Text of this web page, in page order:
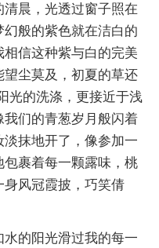
晨，光透过窗子照在
般的紫色就在洁白的
信这种紫与白的完美
尘莫及，初夏的草还
光的洗涤，更接近于浅
们的青葱岁月般闪着
抹地开了，像参加一
裹着每一颗露味，桃
风冠霞披，巧笑倩
的阳光滑过我的每一